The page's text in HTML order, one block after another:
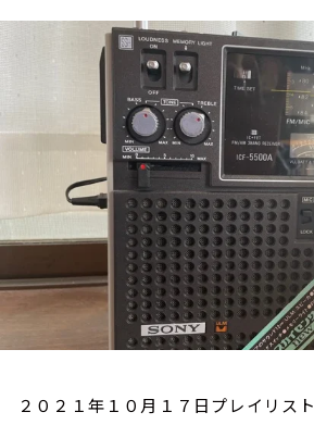
今日の番組表
週間番組表
トピックス
TBS Podcast
お知らせ
イベント・グッズ
YouTube
会社情報
２０２１年１０月１７日プレイリスト